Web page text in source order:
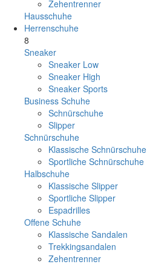
Zehentrenner
Hausschuhe
Herrenschuhe
8
Sneaker
Sneaker Low
Sneaker High
Sneaker Sports
Business Schuhe
Schnürschuhe
Slipper
Schnürschuhe
Klassische Schnürschuhe
Sportliche Schnürschuhe
Halbschuhe
Klassische Slipper
Sportliche Slipper
Espadrilles
Offene Schuhe
Klassische Sandalen
Trekkingsandalen
Zehentrenner